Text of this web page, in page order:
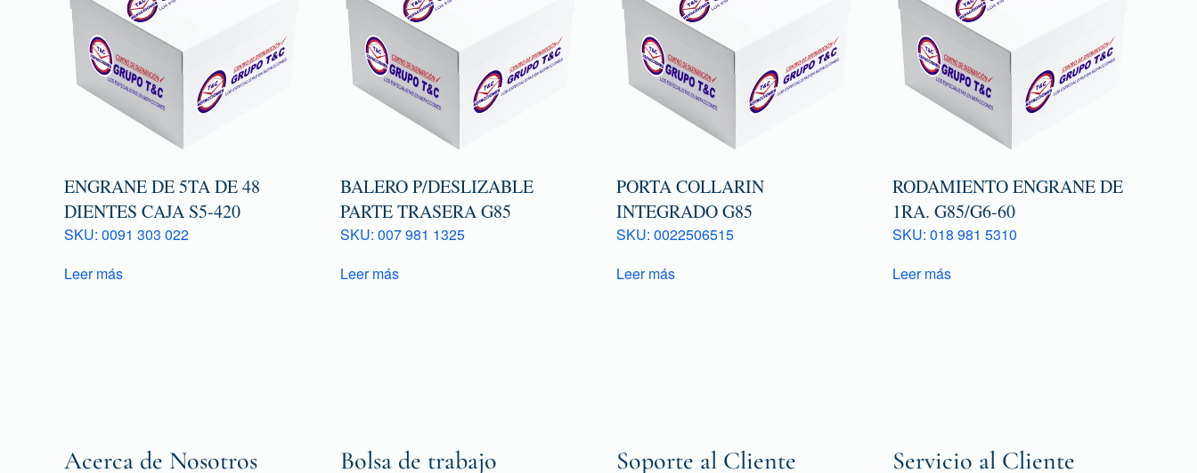
ENGRANE DE 5TA DE 48
DIENTES CAJA S5-420
SKU: 0091 303 022
Leer más
BALERO P/DESLIZABLE
PARTE TRASERA G85
SKU: 007 981 1325
Leer más
PORTA COLLARIN
INTEGRADO G85
SKU: 0022506515
Leer más
RODAMIENTO ENGRANE DE
1RA. G85/G6-60
SKU: 018 981 5310
Leer más
Acerca de Nosotros Bolsa de trabajo Soporte al Cliente Servicio al Cliente